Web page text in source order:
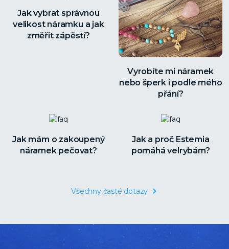
Jak vybrat správnou
velikost náramku a jak
změřit zápěstí?
Vyrobíte mi náramek
nebo šperk i podle mého
přání?
Jak mám o zakoupený
náramek pečovat?
Jak a proč Estemia
pomáhá velrybám?
Všechny časté dotazy